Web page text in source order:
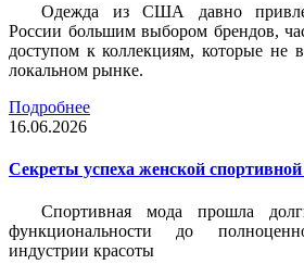
Одежда из США давно
России большим выбором брендов,
доступом к коллекциям, которые не
локальном рынке.
Подробнее
16.06.2026
Секреты успеха женской
Спортивная мода прошла
функциональности до
индустрии красоты